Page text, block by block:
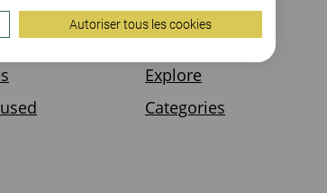
Autoriser tous les cookies